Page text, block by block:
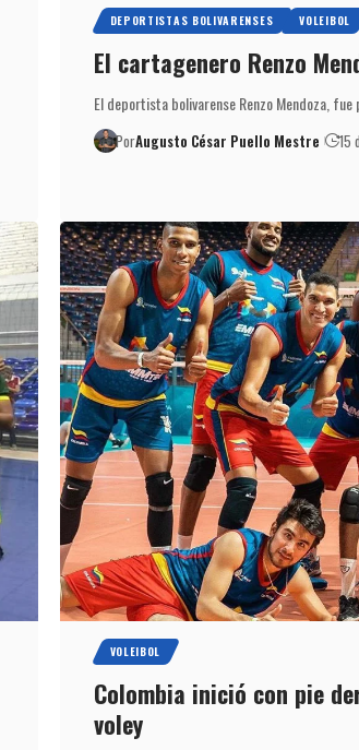
DEPORTISTAS BOLIVARENSES VOLEIBOL
El cartagenero Renzo
El deportista bolivarense Renzo Mendoza, fue
PorAugusto César Puello Mestre 15
VOLEIBOL
Colombia inició con pie
voley